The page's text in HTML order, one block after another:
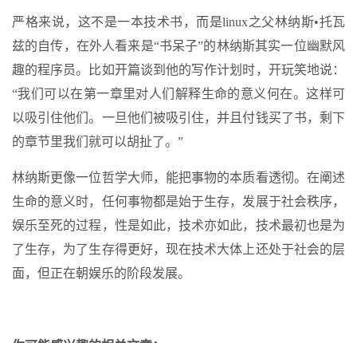
严格来说，这不是一本技术书，而是linux之父林纳斯•托瓦
兹的自传，在外人看来是“书呆子”的林纳斯其实一位幽默风
趣的程序员。比如开篇谈到他的写作计划时，开玩笑地说：
“我们可以在第一章里对人们解释生命的意义何在。这样可
以吸引住他们。一旦他们被吸引住，并且付钱买了书，剩下
的章节里我们就可以胡扯了。”
林纳斯更像一位哲学大师，能把事物的本质看透彻。在阐述
生命的意义时，任何事物都是始于生存，发展于社会秩序，
娱乐至死的过程，性是如此，技术亦如此，技术最初也是为
了生存，为了生存得更好，现在技术大体上还处于社会的层
面，但正在朝娱乐的阶段发展。